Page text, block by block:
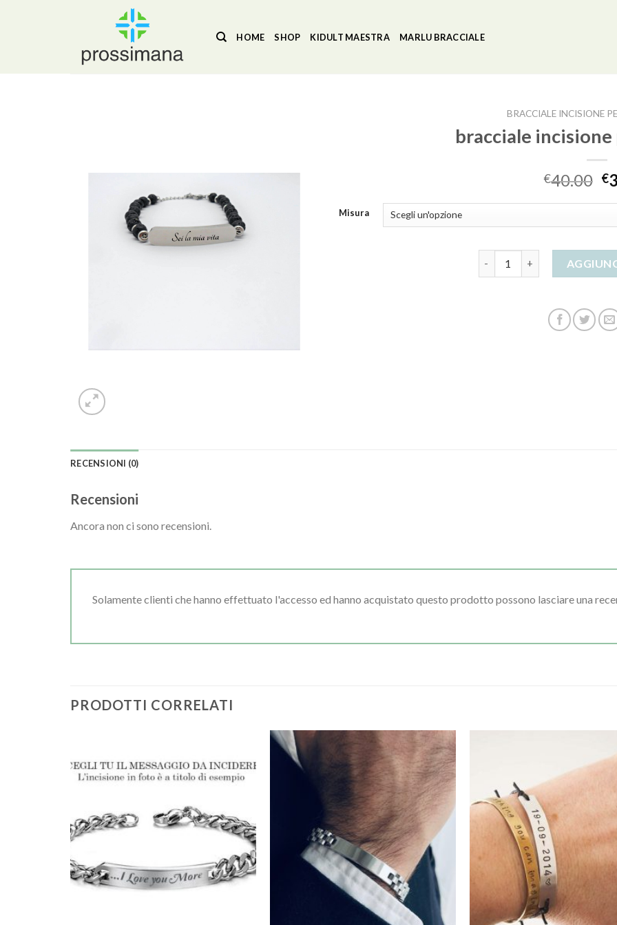
HOME SHOP KIDULT MAESTRA MARLU BRACCIALE
BRACCIALE INCISIONE
bracciale
€40.00 €
Misura
RECENSIONI (0)
Recensioni
Ancora non ci sono recensioni.
Solamente clienti che hanno effettuato l'accesso ed hanno acquistato questo prodotto possono lasciare una
PRODOTTI CORRELATI